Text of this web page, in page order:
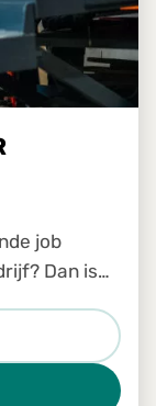
job
Dan is